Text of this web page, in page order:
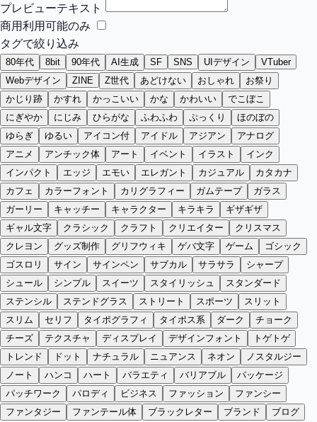
プレビューテキスト
商用利用可能のみ
タグで絞り込み
80年代 8bit 90年代 AI生成 SF SNS UIデザイン
VTuber
Webデザイン
ZINE Z世代 あどけない おしゃれ
お祭り
かじり跡
かすれ かっこいい かな かわいい
でこぼこ
にぎやか
にじみ ひらがな ふわふわ ぷっくり
ほのぼの
ゆらぎ
ゆるい アイコン付 アイドル アジアン
アナログ
アニメ
アンチック体 アート イベント イラスト
インク
インパクト
エッジ エモい エレガント カジュアル
カタカナ
カフェ
カラーフォント カリグラフィー ガムテープ
ガラス
ガーリー
キャッチー キャラクター キラキラ
ギザギザ
ギャル文字
クラシック クラフト クリエイター
クリスマス
クレヨン
グッズ制作 グリフウィキ ゲバ文字 ゲーム
ゴシック
ゴスロリ
サイン サインペン サブカル サラサラ
シャープ
シュール
シンプル スイーツ スタイリッシュ
スタンダード
ステンシル
ステンドグラス ストリート スポーツ
スリット
スリム
セリフ タイポグラフィ タイポス系 ダーク
チョーク
チーズ
テクスチャ ディスプレイ デザインフォント
トゲトゲ
トレンド
ドット ナチュラル ニュアンス ネオン
ノスタルジー
ノート
ハンコ ハート バラエティ バリアブル
パッケージ
パッチワーク
パロディ ビジネス ファッション
ファンシー
ファンタジー
ファンテール体 ブラックレター ブランド
ブログ